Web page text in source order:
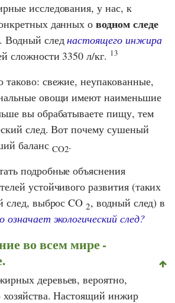
исследования, у нас, к
данных оводном следе
Водный следнастоящего инжира
сложности 3350 л/кг. 13
таково: свежие, неупакованные,
овощи имеют наименьшие
вы обрабатываете пищу, тем
след. Вот почему сушеный
баланс CO2.
подробные объяснения
устойчивого развития (таких
след, выброс CO2, водный след) в
означает экологический след?
во всем мире -
деревьев, вероятно,
хозяйства. Настоящий инжир